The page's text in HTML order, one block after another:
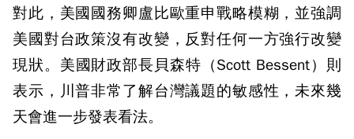
對此，美國國務卿盧比歐重申戰略模糊，並強調
美國對台政策沒有改變，反對任何一方強行改變
現狀。美國財政部長貝森特（Scott Bessent）則
表示，川普非常了解台灣議題的敏感性，未來幾
天會進一步發表看法。